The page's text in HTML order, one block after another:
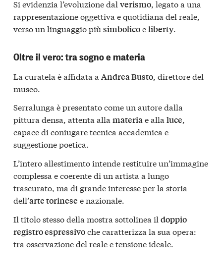
Si evidenzia l’evoluzione dal verismo, legato a una
rappresentazione oggettiva e quotidiana del reale,
verso un linguaggio più simbolicoeliberty.
Oltre il vero: tra sogno e materia
La curatela è affidata a Andrea Busto, direttore del
museo.
Serralunga è presentato come un autore dalla
pittura densa, attenta alla materiae alla luce,
capace di coniugare tecnica accademica e
suggestione poetica.
L’intero allestimento intende restituire un’immagine
complessa e coerente di un artista a lungo
trascurato, ma di grande interesse per la storia
dell’arte torinese e nazionale.
Il titolo stesso della mostra sottolinea il doppio
registro espressivoche caratterizza la sua opera:
tra osservazione del reale e tensione ideale.